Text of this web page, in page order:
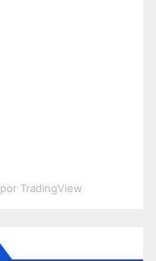
por TradingView